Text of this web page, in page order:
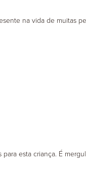
na vida de muitas
esta criança. É